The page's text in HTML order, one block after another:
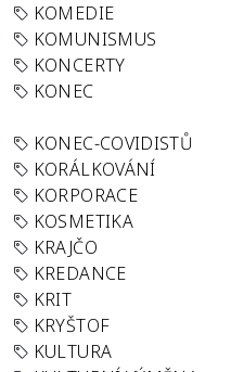
KOMEDIE
KOMUNISMUS
KONCERTY
KONEC
KONEC-COVIDISTŮ
KORÁLKOVÁNÍ
KORPORACE
KOSMETIKA
KRAJČO
KREDANCE
KRIT
KRYŠTOF
KULTURA